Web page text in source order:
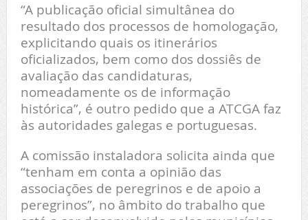
“A publicação oficial simultânea do
resultado dos processos de homologação,
explicitando quais os itinerários
oficializados, bem como dos dossiês de
avaliação das candidaturas,
nomeadamente os de informação
histórica”, é outro pedido que a ATCGA faz
às autoridades galegas e portuguesas.
A comissão instaladora solicita ainda que
“tenham em conta a opinião das
associações de peregrinos e de apoio a
peregrinos”, no âmbito do trabalho que